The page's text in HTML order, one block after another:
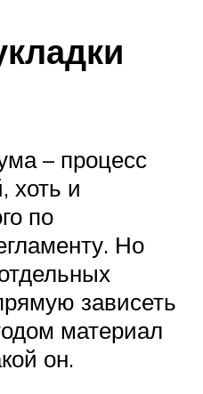
– процесс
хоть и
по
Но
зависеть
материал
он.